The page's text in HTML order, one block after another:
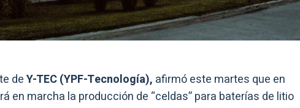
deY-TEC (YPF-Tecnología), afirmó este martes que en
en marcha la producción de “celdas” para baterías de litio